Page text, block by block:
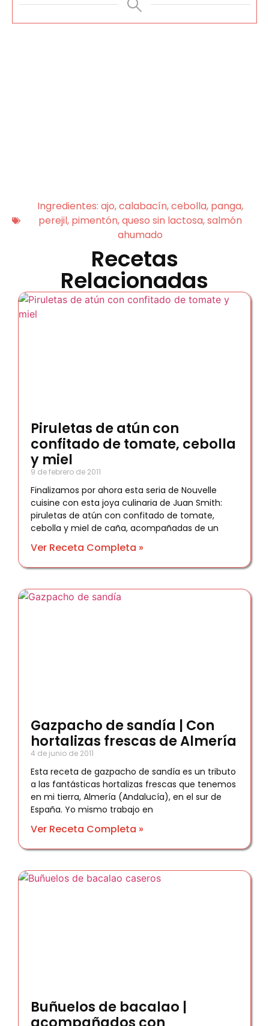
Ingredientes: ajo,calabacín,cebolla, panga,
perejil, pimentón,queso sin lactosa,salmón
ahumado
Recetas
Relacionadas
Piruletas de atún con
confitado de tomate, cebolla
y miel
9 de febrero de 2011
Finalizamos por ahora esta seria de Nouvelle
cuisine con esta joya culinaria de Juan Smith:
piruletas de atún con confitado de tomate,
cebolla y miel de caña, acompañadas de un
Ver Receta Completa »
Gazpacho de sandía | Con
hortalizas frescas de Almería
4 de junio de 2011
Esta receta de gazpacho de sandía es un tributo
a las fantásticas hortalizas frescas que tenemos
en mi tierra, Almería (Andalucía), en el sur de
España. Yo mismo trabajo en
Ver Receta Completa »
Buñuelos de bacalao |